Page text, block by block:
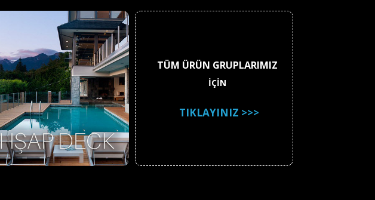
TÜM ÜRÜN GRUPLARIMIZ
İÇİN
TIKLAYINIZ >>>